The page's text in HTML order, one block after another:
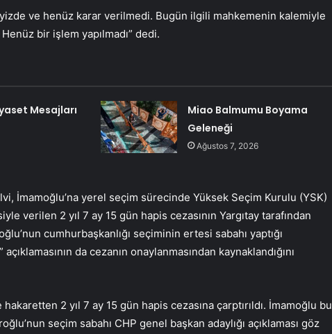
ve henüz karar verilmedi. Bugün ilgili mahkemenin kalemiyle
bir işlem yapılmadı” dedi.
Mesajları
Miao Balmumu Boyama
Geleneği
Ağustos 7, 2026
İmamoğlu’na yerel seçim sürecinde Yüksek Seçim Kurulu (YSK)
verilen 2 yıl 7 ay 15 gün hapis cezasının Yargıtay tarafından
cumhurbaşkanlığı seçiminin ertesi sabahı yaptığı
da cezanın onaylanmasından kaynaklandığını
2 yıl 7 ay 15 gün hapis cezasına çarptırıldı. İmamoğlu bu
seçim sabahı CHP genel başkan adaylığı açıklaması göz